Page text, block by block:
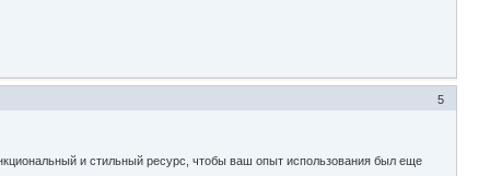
5
и стильный ресурс, чтобы ваш опыт использования был еще